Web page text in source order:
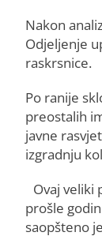
Nakon
Odjeljenje
raskrsnice.
Po ranije
preostalih
javne
izgradnju
Ovaj veliki
prošle
saopšteno